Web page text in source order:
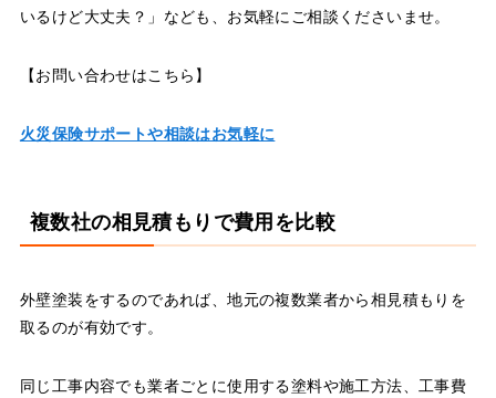
いるけど大丈夫？」なども、お気軽にご相談くださいませ。
【お問い合わせはこちら】
火災保険サポートや相談はお気軽に
複数社の相見積もりで費用を比較
外壁塗装をするのであれば、地元の複数業者から相見積もりを
取るのが有効です。
同じ工事内容でも業者ごとに使用する塗料や施工方法、工事費